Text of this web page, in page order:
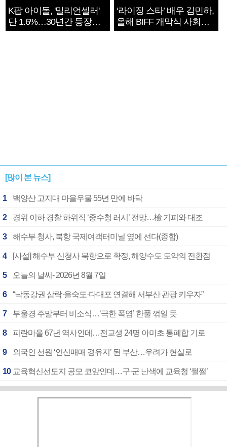
K팝 아이돌, '밀리언셀러'
단 1.6%…30년간 등장
1182개팀 전수조사
‘라이징 스타’ 배우 김민하,
올해 BIFF 개막식 사회자
확정
[많이 본 뉴스]
1 백양산 고지대 마을우물 55년 만에 바닥
2 경위 이하 경찰 하위직 ‘중수청 러시’ 전망…檢 기피와 대조
3 해수부 청사, 북항 국제여객터미널 옆에 선다(종합)
4 [사설] 해수부 신청사 북항으로 확정, 해양수도 도약의 전환점
5 오늘의 날씨- 2026년 8월 7일
6 “낙동강권 삼락·을숙도·다대포 연결해 서부산 관광 키우자”
7 부울경 주말부터 비소식…‘극한 폭염’ 한풀 꺾일 듯
8 피란마을 67년 역사인데…전교생 24명 아미초 통폐합 기로
9 외국인 선원 ‘인신매매 경유지’ 된 부산…우려가 현실로
10 교육혁신선도지 공모 코앞인데…구·군 난색에 교육청 ‘쩔쩔’